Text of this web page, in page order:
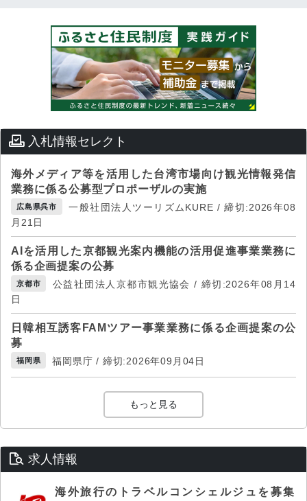
入札情報セレクト
海外メディア等を活用した台湾市場向け観光情報発信
業務に係る公募型プロポーザルの実施
広島県呉市
一般社団法人ツーリズムKURE / 締切:2026年08
月21日
AIを活用した京都観光案内機能の活用促進事業業務に
係る企画提案の公募
京都市
公益社団法人京都市観光協会 / 締切:2026年08月14
日
日韓相互誘客FAMツアー事業業務に係る企画提案の公
募
福岡県 福岡県庁 / 締切:2026年09月04日
もっと見る
求人情報
海外旅行のトラベルコンシェルジュを募集